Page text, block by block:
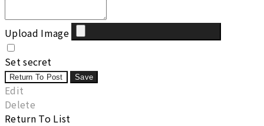
Upload Image
Set secret
Return To Post Save
Edit
Delete
Return To List